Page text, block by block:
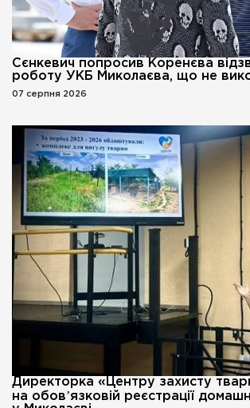
Сєнкевич попросив Коренєва
роботу УКБ Миколаєва, що не
07 серпня 2026
Директорка «Центру захисту
на обовʼязковій реєстрації